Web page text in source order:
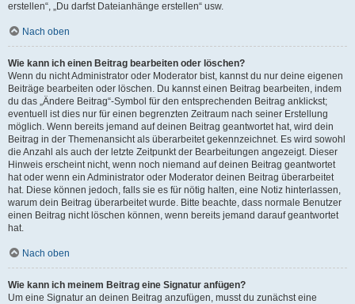
erstellen“, „Du darfst Dateianhänge erstellen“ usw.
Nach oben
Wie kann ich einen Beitrag bearbeiten oder löschen?
Wenn du nicht Administrator oder Moderator bist, kannst du nur deine eigenen
Beiträge bearbeiten oder löschen. Du kannst einen Beitrag bearbeiten, indem
du das „Ändere Beitrag“-Symbol für den entsprechenden Beitrag anklickst;
eventuell ist dies nur für einen begrenzten Zeitraum nach seiner Erstellung
möglich. Wenn bereits jemand auf deinen Beitrag geantwortet hat, wird dein
Beitrag in der Themenansicht als überarbeitet gekennzeichnet. Es wird sowohl
die Anzahl als auch der letzte Zeitpunkt der Bearbeitungen angezeigt. Dieser
Hinweis erscheint nicht, wenn noch niemand auf deinen Beitrag geantwortet
hat oder wenn ein Administrator oder Moderator deinen Beitrag überarbeitet
hat. Diese können jedoch, falls sie es für nötig halten, eine Notiz hinterlassen,
warum dein Beitrag überarbeitet wurde. Bitte beachte, dass normale Benutzer
einen Beitrag nicht löschen können, wenn bereits jemand darauf geantwortet
hat.
Nach oben
Wie kann ich meinem Beitrag eine Signatur anfügen?
Um eine Signatur an deinen Beitrag anzufügen, musst du zunächst eine